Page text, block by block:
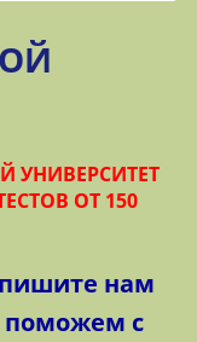
ОТ 150
нам
с